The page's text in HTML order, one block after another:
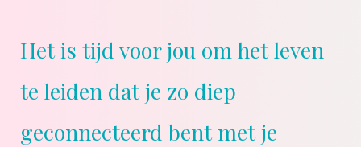
Het is tijd voor jou om het leven
te leiden dat je zo diep
geconnecteerd bent met je